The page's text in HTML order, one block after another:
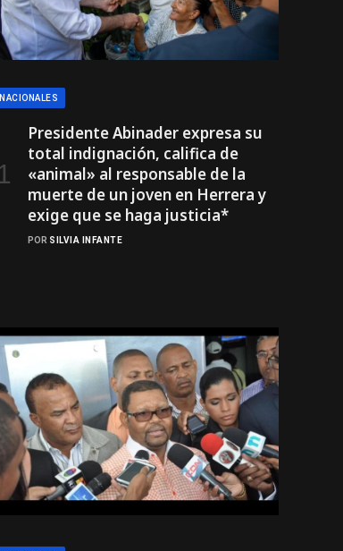
NACIONALES
Presidente Abinader expresa su
total indignación, califica de
«animal» al responsable de la
muerte de un joven en Herrera y
exige que se haga justicia*
POR SILVIA INFANTE